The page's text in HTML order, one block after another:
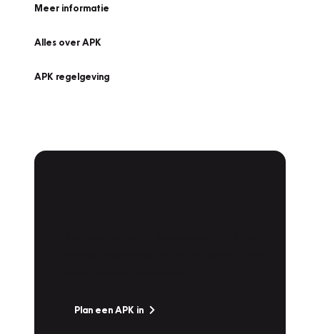
Meer informatie
Alles over APK
APK regelgeving
Plan een APK in